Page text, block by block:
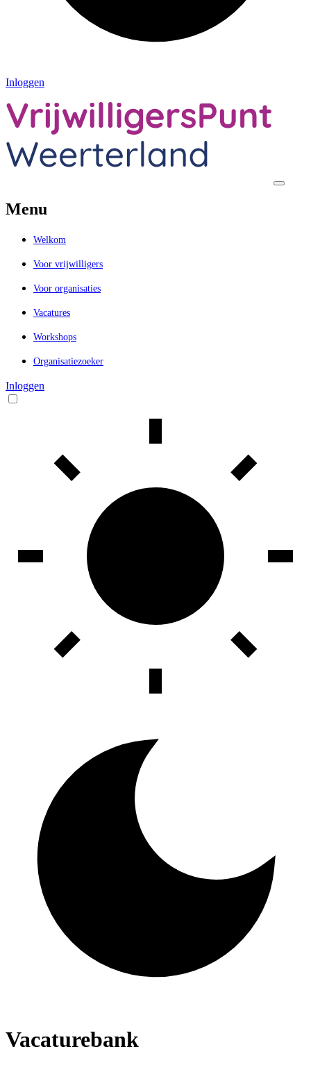
Inloggen
Menu
Welkom
Voor vrijwilligers
Voor organisaties
Vacatures
Workshops
Organisatiezoeker
Inloggen
Vacaturebank